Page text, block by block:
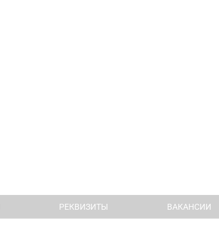
РЕКВИЗИТЫ ВАКАНСИИ